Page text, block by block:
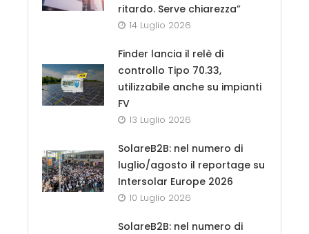
ritardo. Serve chiarezza”
14 Luglio 2026
Finder lancia il relè di
controllo Tipo 70.33,
utilizzabile anche su impianti
FV
13 Luglio 2026
SolareB2B: nel numero di
luglio/agosto il reportage su
Intersolar Europe 2026
10 Luglio 2026
SolareB2B: nel numero di